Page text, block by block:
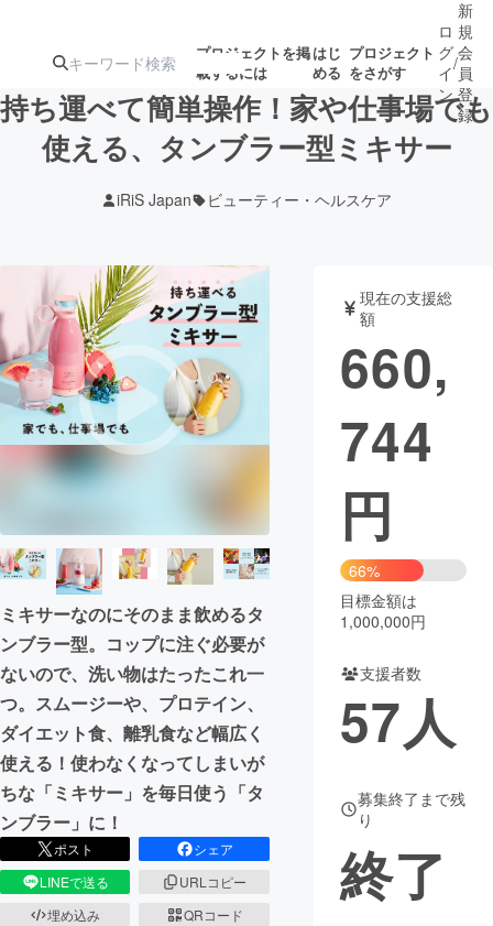
プロジェクトを掲
載するには
はじ
める
プロジェクト
をさがす
ターン
ジェクト
ロジェクト
アート・写真 音楽
テクノロジー・ガジェット ゲーム・サ
映像・映画
ビジネス・起業
まちづくり・地域活性化
CAMPFIRE for Social Good
CAMPFIRE Creation
CAMPFIREふるさと納税machi-ya コミュニティ
ロ
グ
イ
ン
/
新
規
会
員
登
録
持ち運べて簡単操作！家や仕事場でも
使える、タンブラー型ミキサー
iRiS Japan ビューティー・ヘルスケア
ミキサーなのにそのまま飲めるタ
ンブラー型。コップに注ぐ必要が
ないので、洗い物はたったこれ一
つ。スムージーや、プロテイン、
ダイエット食、離乳食など幅広く
使える！使わなくなってしまいが
ちな「ミキサー」を毎日使う「タ
ンブラー」に！
ポスト
シェア
LINEで送る
URLコピー
埋め込み
QRコード
現在の支援総
額
660,
744
円
66%
目標金額は
1,000,000円
支援者数
57人
募集終了まで残
り
終了